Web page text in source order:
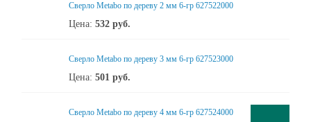
Сверло Metabo по дереву 2 мм 6-гр 627522000
Цена: 532 руб.
Сверло Metabo по дереву 3 мм 6-гр 627523000
Цена: 501 руб.
Сверло Metabo по дереву 4 мм 6-гр 627524000